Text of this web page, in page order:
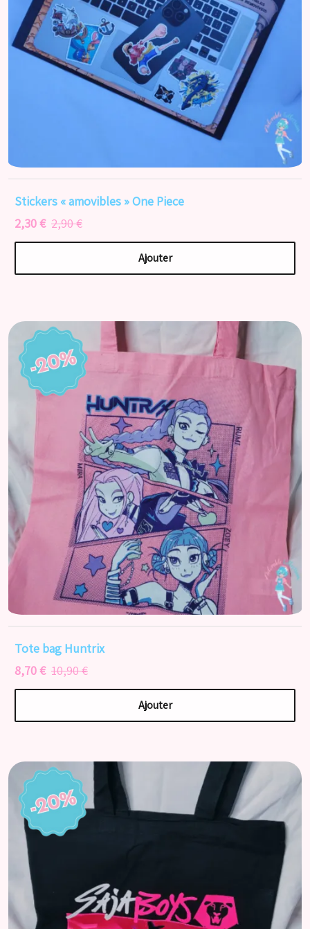
Stickers « amovibles » One Piece
2,30 € 2,90 €
Ajouter
Tote bag Huntrix
8,70 € 10,90 €
Ajouter